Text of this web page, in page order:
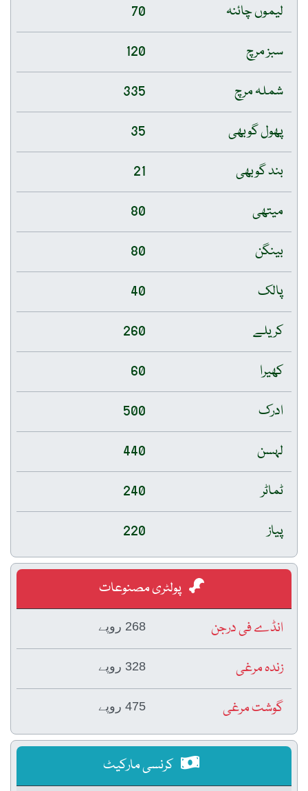
لیموں چائنہ
70
سبز مرچ
120
شملہ مرچ
335
پھول گوبھی
35
بند گوبھی
21
میتھی
80
بینگن
80
پالک
40
کریلے
260
کھیرا
60
ادرک
500
لہسن
440
ٹماٹر
240
پیاز
220
پولٹری مصنوعات
انڈے فی درجن
268 روپے
زندہ مرغی 328 روپے
گوشت مرغی 475 روپے
کرنسی مارکیٹ